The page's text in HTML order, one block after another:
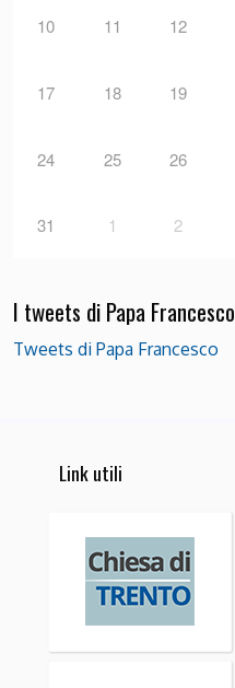
10 11 12
17 18 19
24 25 26
31 1 2
I tweets di Papa Francesco
Tweets di Papa Francesco
Link utili